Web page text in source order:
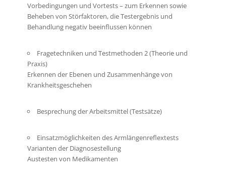
Vorbedingungen und Vortests – zum Erkennen sowie
Beheben von Störfaktoren, die Testergebnis und
Behandlung negativ beeinflussen können
Fragetechniken und Testmethoden 2 (Theorie und
Praxis)
Erkennen der Ebenen und Zusammenhänge von
Krankheitsgeschehen
Besprechung der Arbeitsmittel (Testsätze)
Einsatzmöglichkeiten des Armlängenreflextests
Varianten der Diagnosestellung
Austesten von Medikamenten